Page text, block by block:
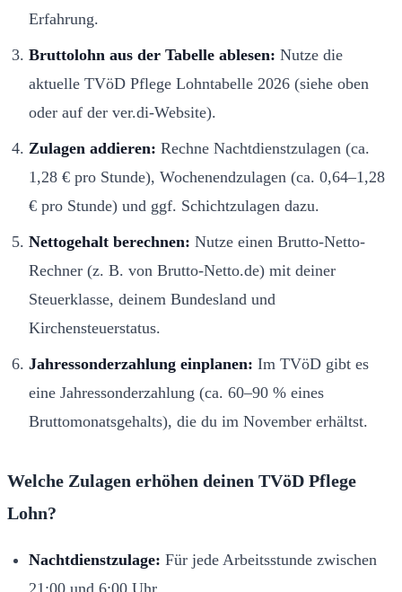
Erfahrung.
Bruttolohn aus der Tabelle ablesen: Nutze die
aktuelle TVöD Pflege Lohntabelle 2026 (siehe oben
oder auf der ver.di-Website).
Zulagen addieren: Rechne Nachtdienstzulagen (ca.
1,28 € pro Stunde), Wochenendzulagen (ca. 0,64–1,28
€ pro Stunde) und ggf. Schichtzulagen dazu.
Nettogehalt berechnen: Nutze einen Brutto-Netto-
Rechner (z. B. von Brutto-Netto.de) mit deiner
Steuerklasse, deinem Bundesland und
Kirchensteuerstatus.
Jahressonderzahlung einplanen: Im TVöD gibt es
eine Jahressonderzahlung (ca. 60–90 % eines
Bruttomonatsgehalts), die du im November erhältst.
Welche Zulagen erhöhen deinen TVöD Pflege
Lohn?
Nachtdienstzulage: Für jede Arbeitsstunde zwischen
21:00 und 6:00 Uhr